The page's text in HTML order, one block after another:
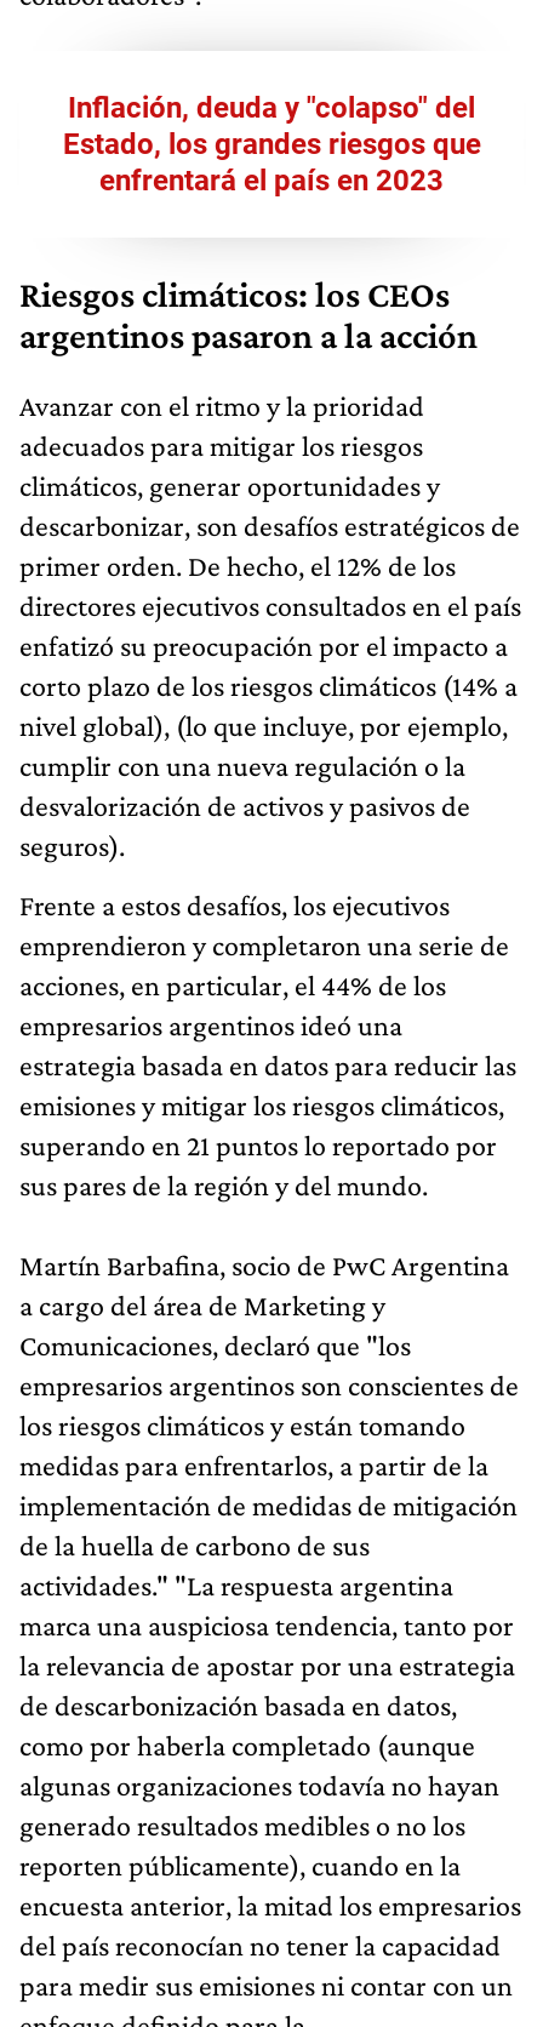
Inflación, deuda y "colapso" del
Estado, los grandes riesgos que
enfrentará el país en 2023
Riesgos climáticos: los CEOs
argentinos pasaron a la acción
Avanzar con el ritmo y la prioridad
adecuados para mitigar los riesgos
climáticos, generar oportunidades y
descarbonizar, son desafíos estratégicos de
primer orden. De hecho, el 12% de los
directores ejecutivos consultados en el país
enfatizó su preocupación por el impacto a
corto plazo de los riesgos climáticos (14% a
nivel global), (lo que incluye, por ejemplo,
cumplir con una nueva regulación o la
desvalorización de activos y pasivos de
seguros).
Frente a estos desafíos, los ejecutivos
emprendieron y completaron una serie de
acciones, en particular, el 44% de los
empresarios argentinos ideó una
estrategia basada en datos para reducir las
emisiones y mitigar los riesgos climáticos,
superando en 21 puntos lo reportado por
sus pares de la región y del mundo.
Martín Barbafina, socio de PwC Argentina
a cargo del área de Marketing y
Comunicaciones, declaró que "los
empresarios argentinos son conscientes de
los riesgos climáticos y están tomando
medidas para enfrentarlos, a partir de la
implementación de medidas de mitigación
de la huella de carbono de sus
actividades." "La respuesta argentina
marca una auspiciosa tendencia, tanto por
la relevancia de apostar por una estrategia
de descarbonización basada en datos,
como por haberla completado (aunque
algunas organizaciones todavía no hayan
generado resultados medibles o no los
reporten públicamente), cuando en la
encuesta anterior, la mitad los empresarios
del país reconocían no tener la capacidad
para medir sus emisiones ni contar con un